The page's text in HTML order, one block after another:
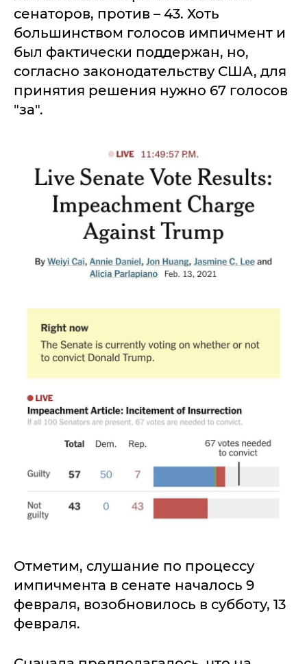
сенаторов, против – 43. Хоть
большинством голосов импичмент и
был фактически поддержан, но,
согласно законодательству США, для
принятия решения нужно 67 голосов
"за".
Отметим, слушание по процессу
импичмента в сенате началось 9
февраля, возобновилось в субботу, 13
февраля.